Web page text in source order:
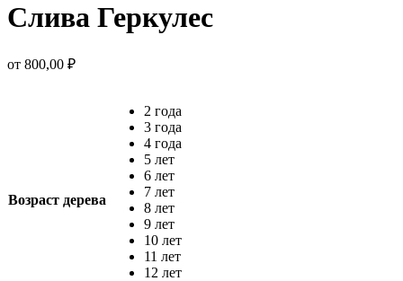
Слива Геркулес
от 800,00 ₽
Возраст дерева
2 года
3 года
4 года
5 лет
6 лет
7 лет
8 лет
9 лет
10 лет
11 лет
12 лет